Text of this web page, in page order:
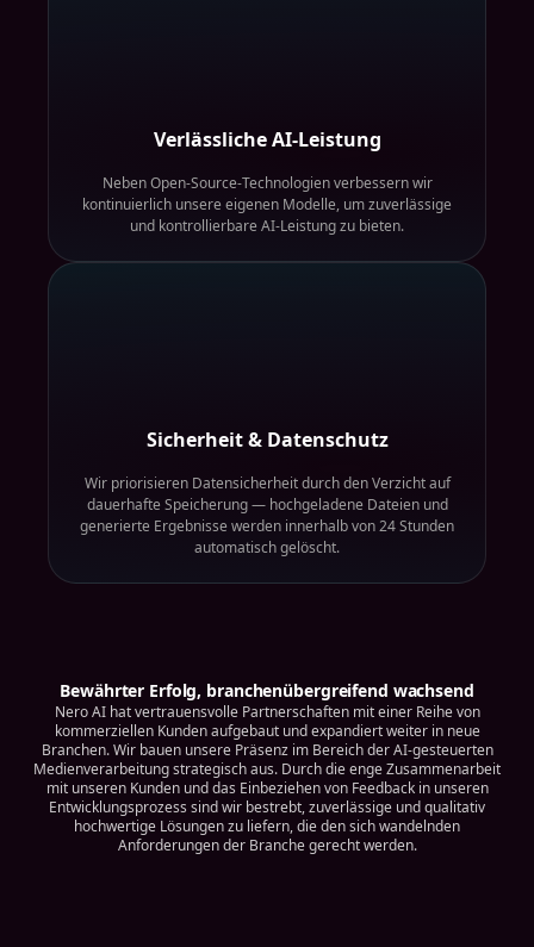
Verlässliche AI-Leistung
Neben Open-Source-Technologien verbessern wir
kontinuierlich unsere eigenen Modelle, um zuverlässige
und kontrollierbare AI-Leistung zu bieten.
Sicherheit & Datenschutz
Wir priorisieren Datensicherheit durch den Verzicht auf
dauerhafte Speicherung — hochgeladene Dateien und
generierte Ergebnisse werden innerhalb von 24 Stunden
automatisch gelöscht.
Bewährter Erfolg, branchenübergreifend wachsend
Nero AI hat vertrauensvolle Partnerschaften mit einer Reihe von
kommerziellen Kunden aufgebaut und expandiert weiter in neue
Branchen. Wir bauen unsere Präsenz im Bereich der AI-gesteuerten
Medienverarbeitung strategisch aus. Durch die enge Zusammenarbeit
mit unseren Kunden und das Einbeziehen von Feedback in unseren
Entwicklungsprozess sind wir bestrebt, zuverlässige und qualitativ
hochwertige Lösungen zu liefern, die den sich wandelnden
Anforderungen der Branche gerecht werden.